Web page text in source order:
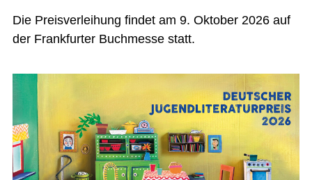
Die Preisverleihung findet am 9. Oktober 2026 auf
der Frankfurter Buchmesse statt.